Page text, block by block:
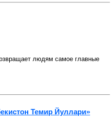
людям самое главные
Темир Йуллари»